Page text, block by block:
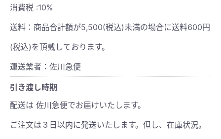
消費税 :10%
送料：商品合計額が5,500(税込)未満の場合に送料600円
(税込)を頂戴しております。
運送業者：佐川急便
引き渡し時期
配送は 佐川急便でお届けいたします。
ご注文は３日以内に発送いたします。但し、在庫状況。